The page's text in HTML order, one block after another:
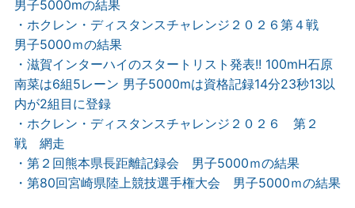
男子5000mの結果
・ホクレン・ディスタンスチャレンジ２０２６第４戦
男子5000ｍの結果
・滋賀インターハイのスタートリスト発表!! 100mH石原
南菜は6組5レーン 男子5000mは資格記録14分23秒13以
内が2組目に登録
・ホクレン・ディスタンスチャレンジ２０２６ 第２
戦 網走
・第２回熊本県長距離記録会 男子5000ｍの結果
・第80回宮崎県陸上競技選手権大会 男子5000ｍの結果